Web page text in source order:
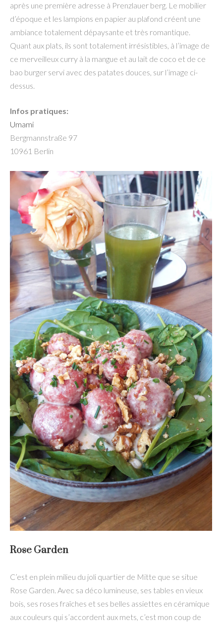
après une première adresse à Prenzlauer berg. Le mobilier
d’époque et les lampions en papier au plafond créent une
ambiance totalement dépaysante et très romantique.
Quant aux plats, ils sont totalement irrésistibles, à l’image de
ce merveilleux curry à la mangue et au lait de coco et de ce
bao burger servi avec des patates douces, sur l’image ci-
dessus.
Infos pratiques:
Umami
Bergmannstraße 97
10961 Berlin
Rose Garden
C’est en plein milieu du joli quartier de Mitte que se situe
Rose Garden. Avec sa déco lumineuse, ses tables en vieux
bois, ses roses fraîches et ses belles assiettes en céramique
aux couleurs qui s’accordent aux mets, c’est mon coup de